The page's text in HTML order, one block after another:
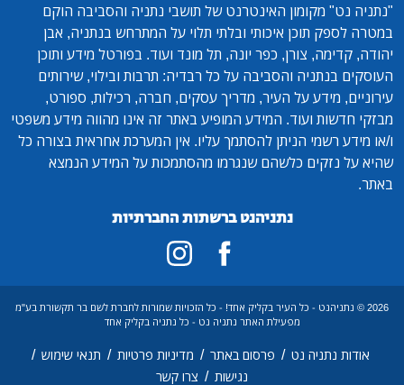
"נתניה נט" מקומון האינטרנט של תושבי נתניה והסביבה הוקם
במטרה לספק תוכן איכותי ובלתי תלוי על המתרחש בנתניה, אבן
יהודה, קדימה, צורן, כפר יונה, תל מונד ועוד. בפורטל מידע ותוכן
העוסקים בנתניה והסביבה על כל רבדיה: תרבות ובילוי, שירותים
עירוניים, מידע על העיר, מדריך עסקים, חברה, רכילות, ספורט,
מבזקי חדשות ועוד. המידע המופיע באתר זה אינו מהווה מידע משפטי
ו/או מידע רשמי הניתן להסתמך עליו. אין המערכת אחראית בצורה כל
שהיא על נזקים כלשהם שנגרמו מהסתמכות על המידע הנמצא
באתר.
נתניהנט ברשתות החברתיות
2026 © נתניהנט - כל העיר בקליק אחד! - כל הזכויות שמורות לחברת לשם בר תקשורת בע"מ
מפעילת האתר נתניה נט - כל נתניה בקליק אחד
אודות נתניה נט / פרסום באתר / מדיניות פרטיות / תנאי שימוש /
נגישות / צרו קשר